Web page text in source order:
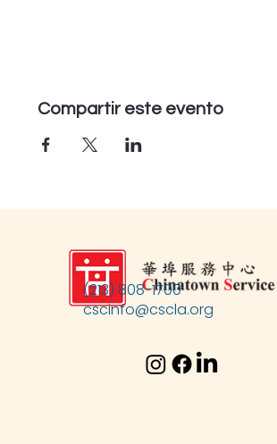
Compartir este evento
(213) 808-1700
cscinfo@cscla.org